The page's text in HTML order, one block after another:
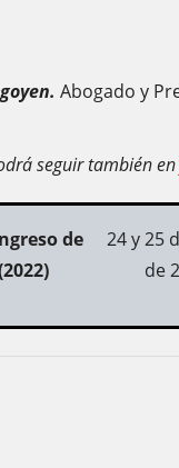
Abogado y
seguir también en
de
24 y 25
de